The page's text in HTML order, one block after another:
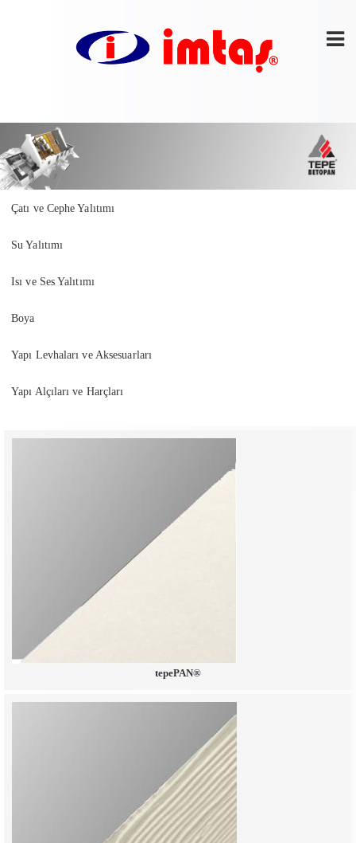
Çatı ve Cephe Yalıtımı
Su Yalıtımı
Isı ve Ses Yalıtımı
Boya
Yapı Levhaları ve Aksesuarları
Yapı Alçıları ve Harçları
tepePAN®